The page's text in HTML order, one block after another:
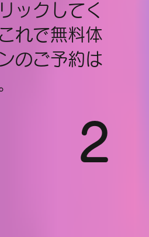
ックしてく
れで無料体
のご予約は
2